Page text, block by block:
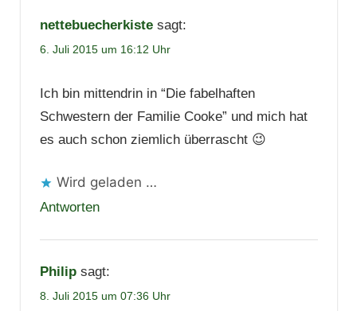
nettebuecherkiste sagt:
6. Juli 2015 um 16:12 Uhr
Ich bin mittendrin in “Die fabelhaften
Schwestern der Familie Cooke” und mich hat
es auch schon ziemlich überrascht 😉
Wird geladen …
Antworten
Philip sagt:
8. Juli 2015 um 07:36 Uhr